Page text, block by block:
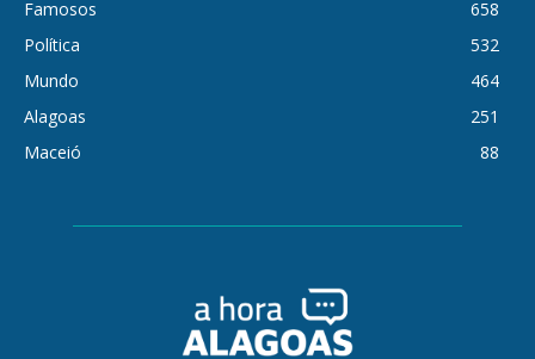
Famosos
658
Política
532
Mundo
464
Alagoas
251
Maceió
88